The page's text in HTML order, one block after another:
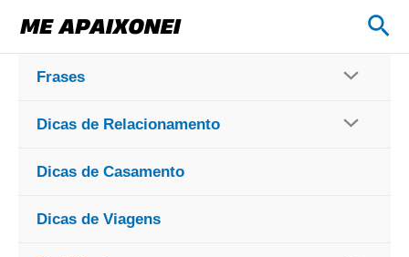
para
conteúdo
Frases
Dicas de Relacionamento
Dicas de Casamento
Dicas de Viagens